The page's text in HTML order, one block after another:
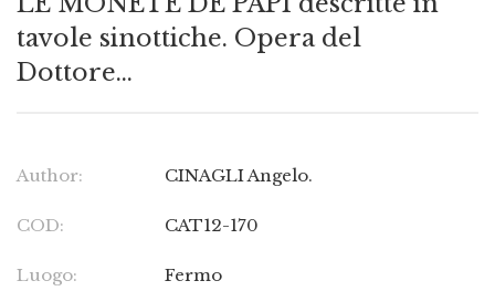
tavole sinottiche. Opera del
Dottore…
Author: CINAGLI Angelo.
COD: CAT12-170
Luogo: Fermo